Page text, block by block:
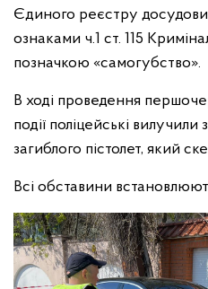
Єдиного реєстру
ознаками ч.1 ст. 115
позначкою «самогубство».
В ході проведення
події поліцейські
загиблого пістолет, який
Всі обставини